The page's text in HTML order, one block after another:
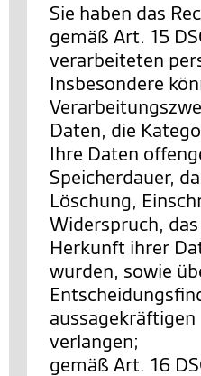
Sie haben das
gemäß Art. 15
verarbeiteten
Insbesondere
Daten, die
Ihre Daten
Speicherdauer,
Löschung,
Widerspruch,
Herkunft ihrer
wurden, sowie
verlangen;
gemäß Art. 16